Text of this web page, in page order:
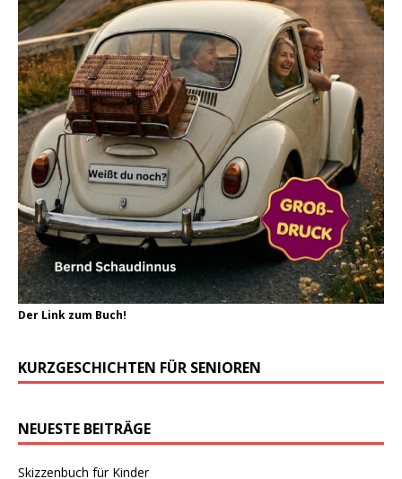
Der Link zum Buch!
KURZGESCHICHTEN FÜR SENIOREN
NEUESTE BEITRÄGE
Skizzenbuch für Kinder